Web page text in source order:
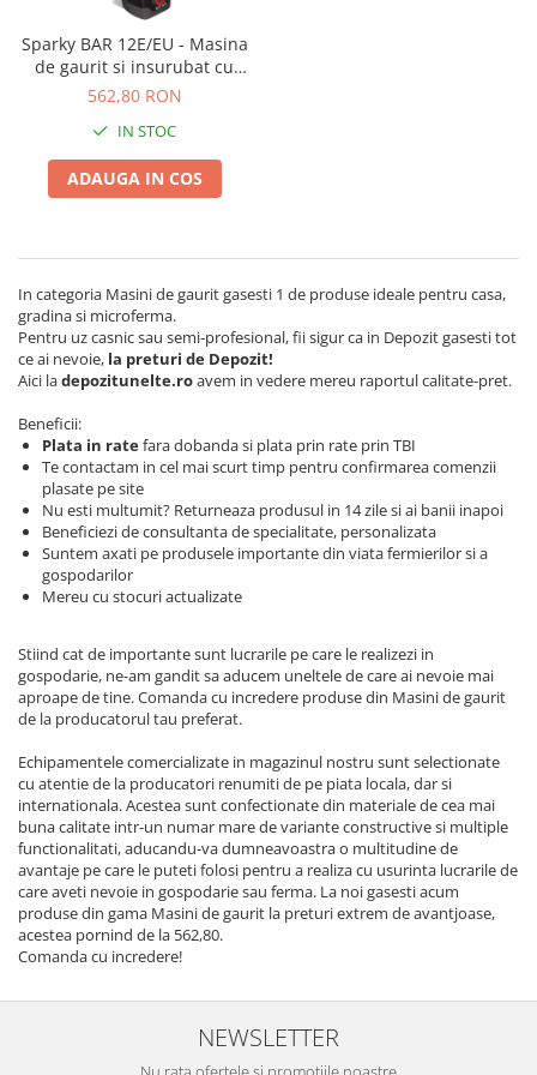
Masini de tuns animale
Alte produse si accesorii
Organizare si depozitare
Motoare electrice
Atomizoare
Pompe de stropit electrice
Pompe de stropit manuale
Accesorii pompe de stropit
Sere si solarii
Plase umbrire
Plantator rasaduri
Distribuitoare sare sau seminte
Semanatori
Sere
Batoze porumb
Bricolaj
Casa si Gradina
Curatare pavaj
Echipamente pentru atelier
Grill-uri si gratare
Lopeti pentru zapada
Unelte pentru gradina
Drujbe
Accesorii drujbe
Polizoare unghiulare (flex-uri)
Ciocane Rotopercutoare
Pistoale de vopsit
Fierastraie electrice
Motoburghie
Acumulatori
Detector metale
Incarcatoare pentru acumulatori
Masini de slefuit
Multifunctionale
Pistoale cu aer cald
Pistoale de lipit
Polizoare electrice
Rindele electrice
Role si prelungitoare
Trimmer electric
Echipamente electrice
Aeroterme industriale
Aparate de aer conditionat
Masini de cusut saci
Masini de frezat
Suflanta pentru frunze
Scule de mana
Capsatoare electrice
Diverse scule de mana
Scripeti si macarale
Scule multifuncționale
Telemetre Digitale
Topoare
Accesorii aparate sudura
Sparky BAR 12E/EU - Masina
de gaurit si insurubat cu
acumulator
562,80 RON
IN STOC
ADAUGA IN COS
In categoria Masini de gaurit gasesti 1 de produse ideale pentru casa,
gradina si microferma.
Pentru uz casnic sau semi-profesional, fii sigur ca in Depozit gasesti tot
ce ai nevoie, la preturi de Depozit!
Aici ladepozitunelte.roavem in vedere mereu raportul calitate-pret.
Beneficii:
Plata in ratefara dobanda si plata prin rate prin TBI
Te contactam in cel mai scurt timp pentru confirmarea comenzii
plasate pe site
Nu esti multumit? Returneaza produsul in 14 zile si ai banii inapoi
Beneficiezi de consultanta de specialitate, personalizata
Suntem axati pe produsele importante din viata fermierilor si a
gospodarilor
Mereu cu stocuri actualizate
Stiind cat de importante sunt lucrarile pe care le realizezi in
gospodarie, ne-am gandit sa aducem uneltele de care ai nevoie mai
aproape de tine. Comanda cu incredere produse din Masini de gaurit
de la producatorul tau preferat.
Echipamentele comercializate in magazinul nostru sunt selectionate
cu atentie de la producatori renumiti de pe piata locala, dar si
internationala. Acestea sunt confectionate din materiale de cea mai
buna calitate intr-un numar mare de variante constructive si multiple
functionalitati, aducandu-va dumneavoastra o multitudine de
avantaje pe care le puteti folosi pentru a realiza cu usurinta lucrarile de
care aveti nevoie in gospodarie sau ferma. La noi gasesti acum
produse din gama Masini de gaurit la preturi extrem de avantjoase,
acestea pornind de la 562,80.
Comanda cu incredere!
NEWSLETTER